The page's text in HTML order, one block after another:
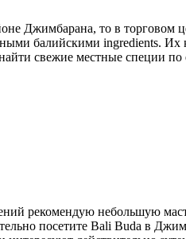
Джимбарана, то в торговом
балийскими ingredients.
свежие местные специи
рекомендую небольшую
посетите Bali Buda в